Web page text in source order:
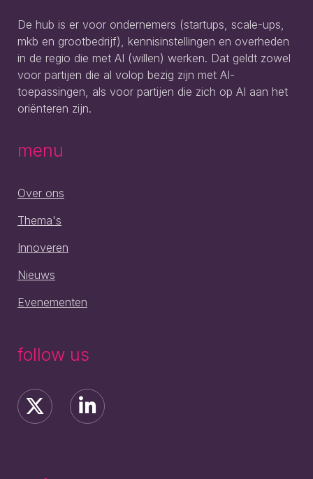
De hub is er voor ondernemers (startups, scale-ups,
mkb en grootbedrijf), kennisinstellingen en overheden
in de regio die met AI (willen) werken. Dat geldt zowel
voor partijen die al volop bezig zijn met AI-
toepassingen, als voor partijen die zich op AI aan het
oriënteren zijn.
menu
Over ons
Thema's
Innoveren
Nieuws
Evenementen
follow us